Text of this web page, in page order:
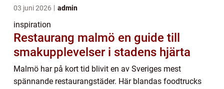
03 juni 2026 admin
inspiration
Restaurang malmö en guide till
smakupplevelser i stadens hjärta
Malmö har på kort tid blivit en av Sveriges mest
spännande restaurangstäder. Här blandas foodtrucks